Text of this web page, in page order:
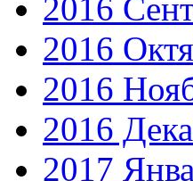
2016
2016
2016
2016
2017